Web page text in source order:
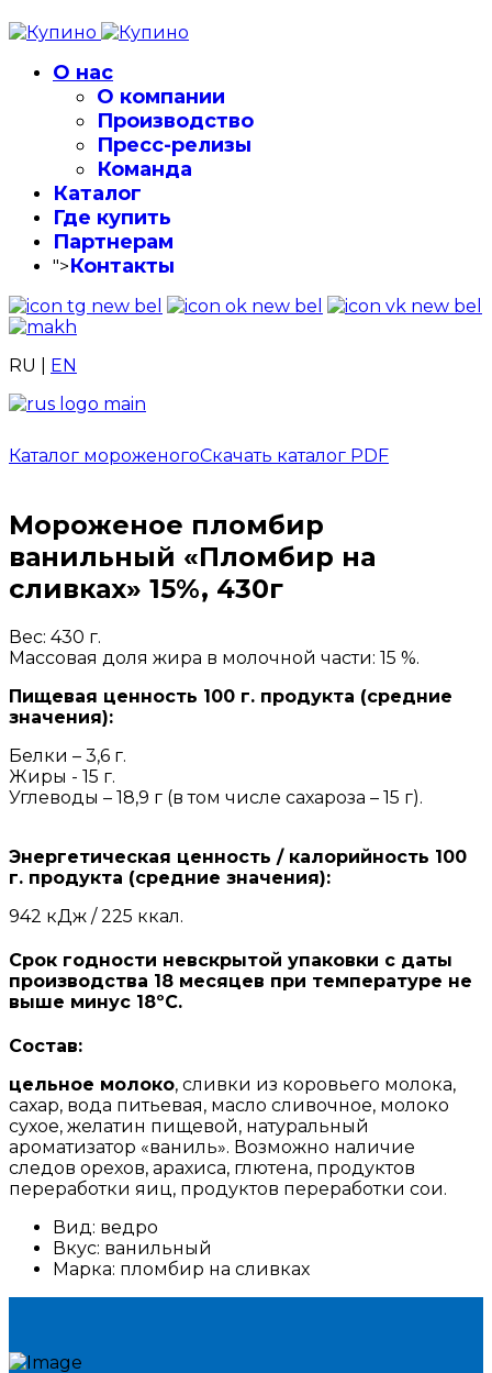
О нас
О компании
Производство
Пресс-релизы
Команда
Каталог
Где купить
Партнерам
">Контакты
RU EN
Каталог мороженогоСкачать каталог PDF
Мороженое пломбир
ванильный «Пломбир на
сливках» 15%, 430г
Вес: 430 г.
Массовая доля жира в молочной части: 15 %.
Пищевая ценность 100 г. продукта (средние
значения):
Белки – 3,6 г.
Жиры - 15 г.
Углеводы – 18,9 г (в том числе сахароза – 15 г).
Энергетическая ценность / калорийность 100
г. продукта (средние значения):
942 кДж / 225 ккал.
Срок годности невскрытой упаковки с даты
производства 18 месяцев при температуре не
выше минус 18ºС.
Состав:
цельное молоко, сливки из коровьего молока,
сахар, вода питьевая, масло сливочное, молоко
сухое, желатин пищевой, натуральный
ароматизатор «ваниль». Возможно наличие
следов орехов, арахиса, глютена, продуктов
переработки яиц, продуктов переработки сои.
Вид: ведро
Вкус: ванильный
Марка: пломбир на сливках